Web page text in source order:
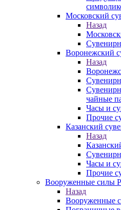
Московский
Назад
Воронежский
Назад
чайные
Часы и
Прочие
Казанский
Назад
Часы и
Прочие
Вооруженные силы
Назад
Вооруженные